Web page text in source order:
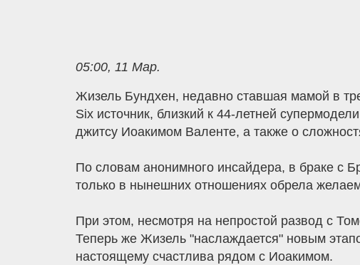
05:00, 11 Мар.
Жизель Бундхен, недавно ставшая мамой в
Six источник, близкий к 44-летней
джитсу Иоакимом Валенте, а также о
По словам анонимного инсайдера, в браке с
только в нынешних отношениях обрела
При этом, несмотря на непростой развод с
Теперь же Жизель "наслаждается" новым
настоящему счастлива рядом с Иоакимом.